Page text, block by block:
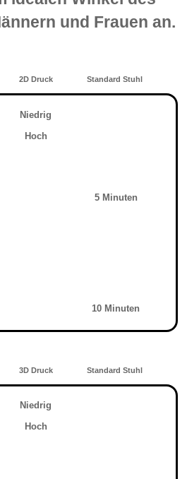
und Frauen an.
2D Druck Standard Stuhl
Niedrig
Hoch
5 Minuten
10 Minuten
3D Druck Standard Stuhl
Niedrig
Hoch